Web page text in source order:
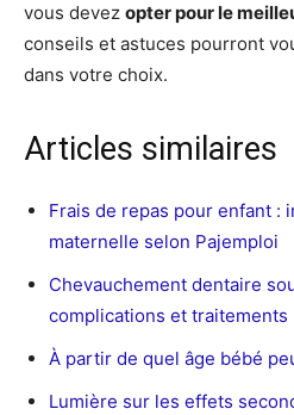
vous devez opter pour le
conseils et astuces pourront
dans votre choix.
Articles similaires
Frais de repas pour enfant :
maternelle selon Pajemploi
Chevauchement dentaire
complications et traitements
À partir de quel âge bébé
Lumière sur les effets